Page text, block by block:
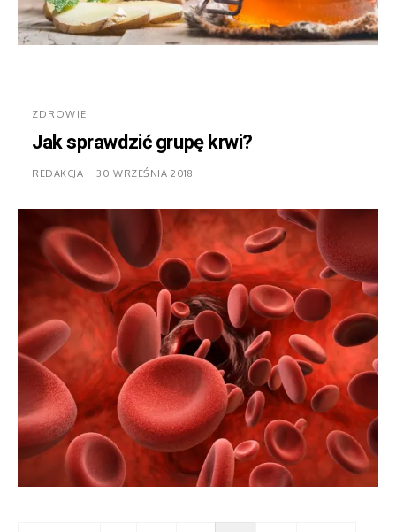
ZDROWIE
Jak sprawdzić grupę krwi?
REDAKCJA 30 WRZEŚNIA 2018